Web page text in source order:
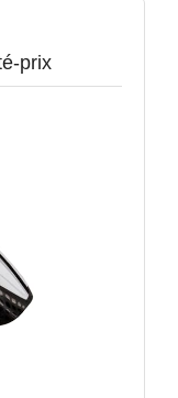
prix